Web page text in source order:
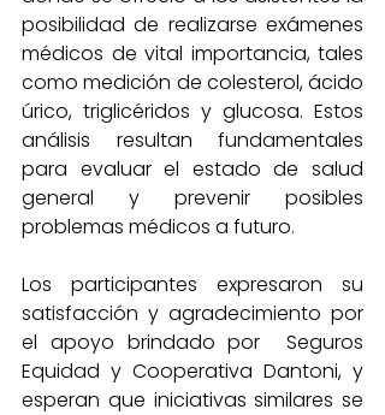
posibilidad de realizarse exámenes
médicos de vital importancia, tales
como medición de colesterol, ácido
úrico, triglicéridos y glucosa. Estos
análisis resultan fundamentales
para evaluar el estado de salud
general y prevenir posibles
problemas médicos a futuro.
Los participantes expresaron su
satisfacción y agradecimiento por
el apoyo brindado por  Seguros
Equidad y Cooperativa Dantoni, y
esperan que iniciativas similares se